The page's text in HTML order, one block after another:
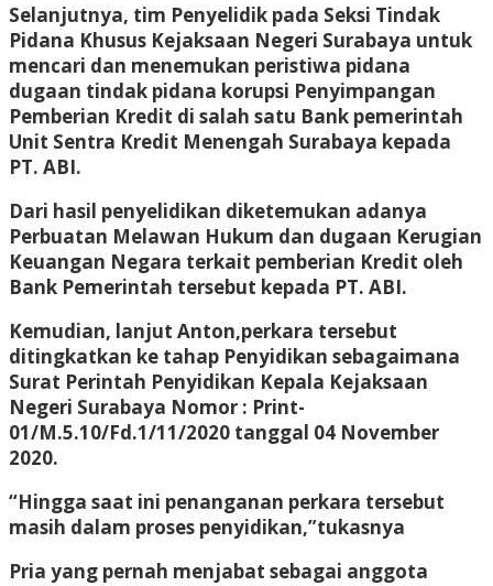
Selanjutnya, tim Penyelidik pada Seksi Tindak
Pidana Khusus Kejaksaan Negeri Surabaya untuk
mencari dan menemukan peristiwa pidana
dugaan tindak pidana korupsi Penyimpangan
Pemberian Kredit di salah satu Bank pemerintah
Unit Sentra Kredit Menengah Surabaya kepada
PT. ABI.
Dari hasil penyelidikan diketemukan adanya
Perbuatan Melawan Hukum dan dugaan Kerugian
Keuangan Negara terkait pemberian Kredit oleh
Bank Pemerintah tersebut kepada PT. ABI.
Kemudian, lanjut Anton,perkara tersebut
ditingkatkan ke tahap Penyidikan sebagaimana
Surat Perintah Penyidikan Kepala Kejaksaan
Negeri Surabaya Nomor : Print-
01/M.5.10/Fd.1/11/2020 tanggal 04 November
2020.
“Hingga saat ini penanganan perkara tersebut
masih dalam proses penyidikan,”tukasnya
Pria yang pernah menjabat sebagai anggota